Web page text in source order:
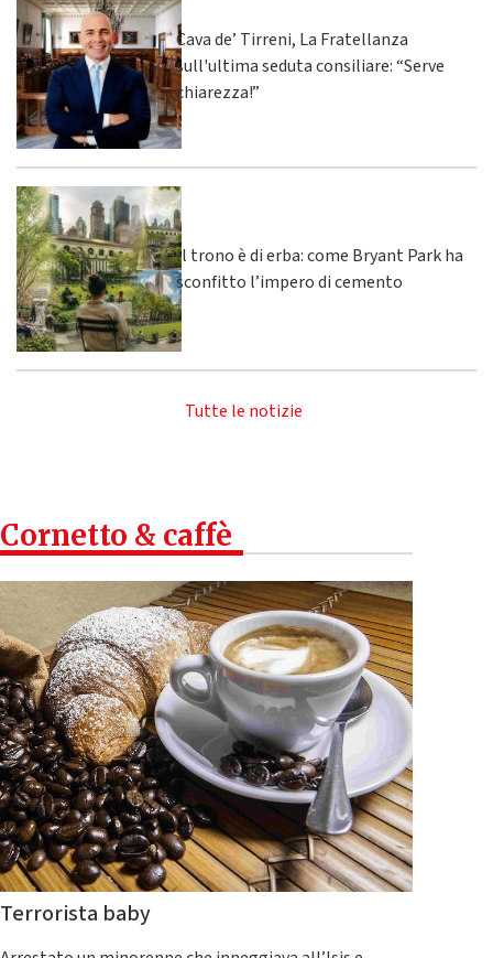
Cava de’ Tirreni, La Fratellanza
sull'ultima seduta consiliare: “Serve
chiarezza!”
Il trono è di erba: come Bryant Park ha
sconfitto l’impero di cemento
Tutte le notizie
Cornetto & caffè
Terrorista baby